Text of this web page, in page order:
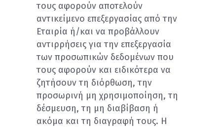
τους αφορούν αποτελούν
αντικείμενο επεξεργασίας από την
Εταιρία ή/και να προβάλλουν
αντιρρήσεις για την επεξεργασία
των προσωπικών δεδομένων που
τους αφορούν και ειδικότερα να
ζητήσουν τη διόρθωση, την
προσωρινή μη χρησιμοποίηση, τη
δέσμευση, τη μη διαβίβαση ή
ακόμα και τη διαγραφή τους. Η